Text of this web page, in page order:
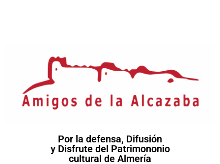
Por la defensa, Difusión
y Disfrute del Patrimononio
cultural de Almería